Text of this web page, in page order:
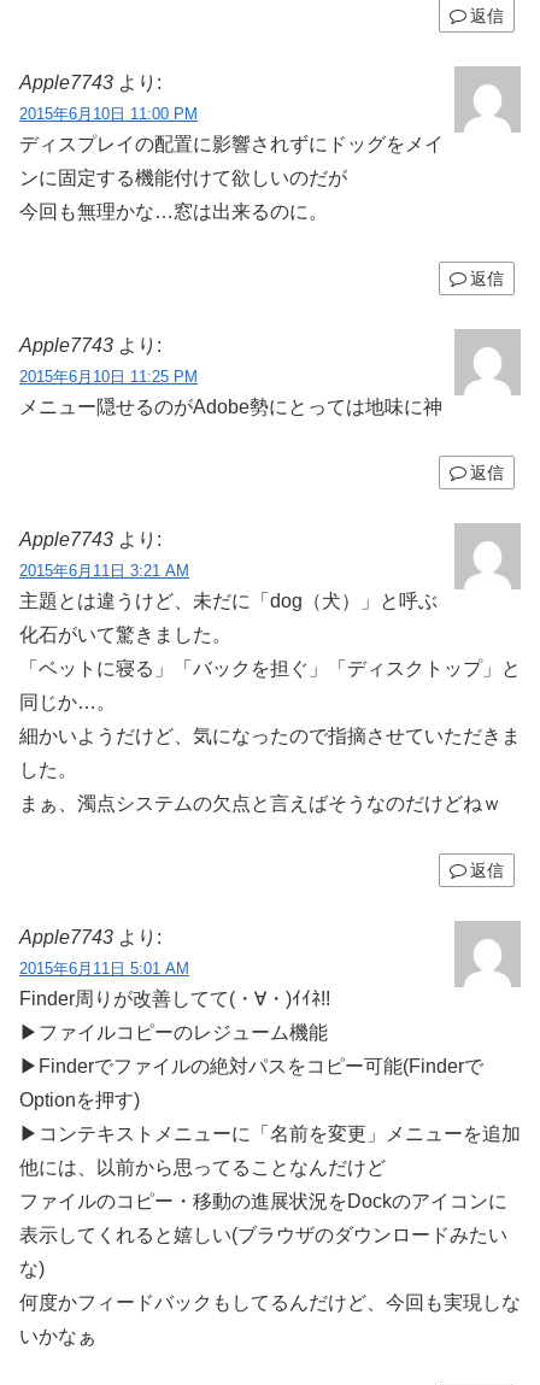
返信
Apple7743 より:
2015年6月10日 11:00 PM
ディスプレイの配置に影響されずにドッグをメイ
ンに固定する機能付けて欲しいのだが
今回も無理かな…窓は出来るのに。
返信
Apple7743 より:
2015年6月10日 11:25 PM
メニュー隠せるのがAdobe勢にとっては地味に神
返信
Apple7743 より:
2015年6月11日 3:21 AM
主題とは違うけど、未だに「dog（犬）」と呼ぶ
化石がいて驚きました。
「ベットに寝る」「バックを担ぐ」「ディスクトップ」と
同じか…。
細かいようだけど、気になったので指摘させていただきま
した。
まぁ、濁点システムの欠点と言えばそうなのだけどねｗ
返信
Apple7743 より:
2015年6月11日 5:01 AM
Finder周りが改善してて(・∀・)ｲｲﾈ!!
▶ファイルコピーのレジューム機能
▶Finderでファイルの絶対パスをコピー可能(Finderで
Optionを押す)
▶コンテキストメニューに「名前を変更」メニューを追加
他には、以前から思ってることなんだけど
ファイルのコピー・移動の進展状況をDockのアイコンに
表示してくれると嬉しい(ブラウザのダウンロードみたい
な)
何度かフィードバックもしてるんだけど、今回も実現しな
いかなぁ